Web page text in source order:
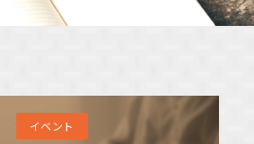
ス
イベント